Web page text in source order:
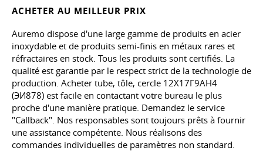
ACHETER AU MEILLEUR PRIX
Auremo dispose d'une large gamme de produits en acier
inoxydable et de produits semi-finis en métaux rares et
réfractaires en stock. Tous les produits sont certifiés. La
qualité est garantie par le respect strict de la technologie de
production. Acheter tube, tôle, cercle 12Х17Г9АН4
(ЭИ878) est facile en contactant votre bureau le plus
proche d'une manière pratique. Demandez le service
"Callback". Nos responsables sont toujours prêts à fournir
une assistance compétente. Nous réalisons des
commandes individuelles de paramètres non standard.